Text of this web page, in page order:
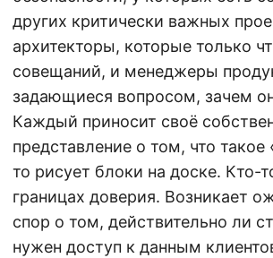
других критически важных
архитекторы, которые только
совещаний, и менеджеры
задающиеся вопросом, зачем
Каждый приносит своё
представление о том, что такое
то рисует блоки на доске. Кто-
границах доверия. Возникает
спор о том, действительно ли
нужен доступ к данным